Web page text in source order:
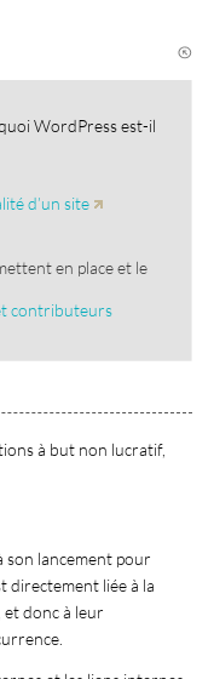
WordPress est-il
d’un site
en place et le
contributeurs
à but non lucratif,
son lancement pour
directement liée à la
et donc à leur